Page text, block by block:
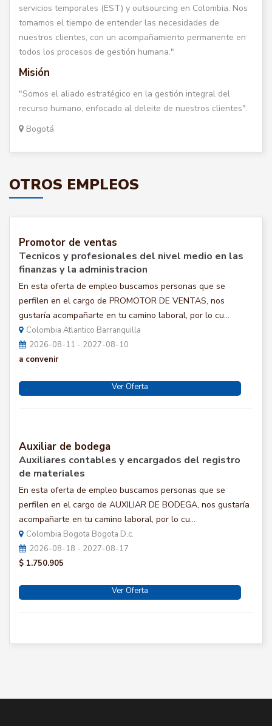
servicios temporales (EST) y outsourcing en Colombia. Nos
tomamos el tiempo de entender las necesidades de
nuestros clientes, con un acompañamiento permanente en
todos los procesos de gestión humana."
Misión
"Somos el aliado estratégico en la gestión integral del
recurso humano, enfocado al deleite de nuestros clientes".
Bogotá
OTROS EMPLEOS
Promotor de ventas
Tecnicos y profesionales del nivel medio en las
finanzas y la administracion
En esta oferta de empleo buscamos personas que se
perfilen en el cargo de PROMOTOR DE VENTAS, nos
gustaría acompañarte en tu camino laboral, por lo cu...
Colombia Atlantico Barranquilla
2026-08-11 - 2027-08-10
a convenir
Ver Oferta
Auxiliar de bodega
Auxiliares contables y encargados del registro
de materiales
En esta oferta de empleo buscamos personas que se
perfilen en el cargo de AUXILIAR DE BODEGA, nos gustaría
acompañarte en tu camino laboral, por lo cu...
Colombia Bogota Bogota D.c.
2026-08-18 - 2027-08-17
$ 1.750.905
Ver Oferta